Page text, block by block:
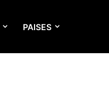
PAISES